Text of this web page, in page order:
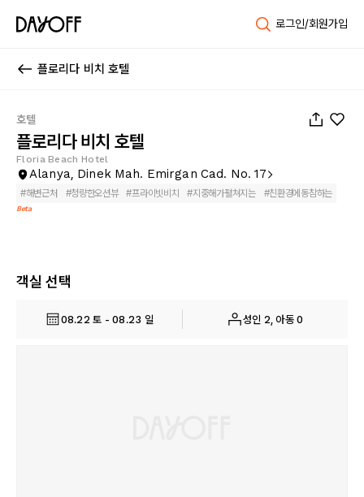
로그인/회원가입
플로리다 비치 호텔
호텔
플로리다 비치 호텔
Floria Beach Hotel
Alanya, Dinek Mah. Emirgan Cad. No. 17
#해변근처 #청량한오션뷰 #프라이빗비치 #지중해가펼쳐지는 #친환경에동참하는
Beta
객실 선택
08.22 토 - 08.23 일 성인 2, 아동 0